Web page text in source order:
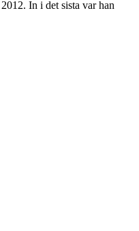
In i det sista var han